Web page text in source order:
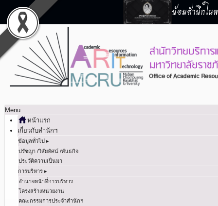
น้อมสำนึกใน
Menu
หน้าแรก
เกี่ยวกับสำนักฯ
ข้อมูลทั่วไป ▸
ปรัชญา /วิสัยทัศน์ /พันธกิจ
ประวัติความเป็นมา
การบริหาร ▸
อำนาจหน้าที่การบริหาร
โครงสร้างหน่วยงาน
คณะกรรมการประจำสำนักฯ